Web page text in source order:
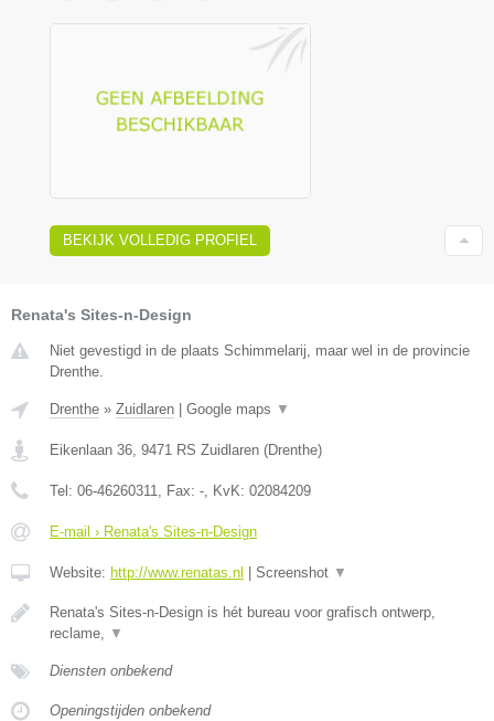
BEKIJK VOLLEDIG PROFIEL
Renata's Sites-n-Design
Niet gevestigd in de plaats Schimmelarij, maar wel in de provincie
Drenthe.
Drenthe » Zuidlaren | Google maps ▼
Eikenlaan 36 9471 RS Zuidlaren (Drenthe)
Tel: 06-46260311 , Fax: - , KvK: 02084209
E-mail › Renata's Sites-n-Design
Website: http://www.renatas.nl | Screenshot ▼
Renata's Sites-n-Design is hét bureau voor grafisch ontwerp,
reclame,
▼
Diensten onbekend
Openingstijden onbekend